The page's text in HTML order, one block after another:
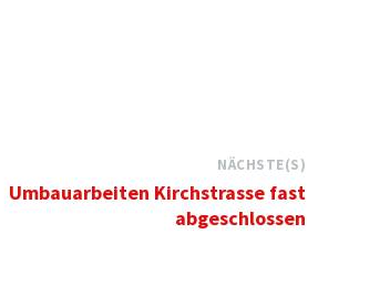
NÄCHSTE(S)
Umbauarbeiten Kirchstrasse fast
abgeschlossen